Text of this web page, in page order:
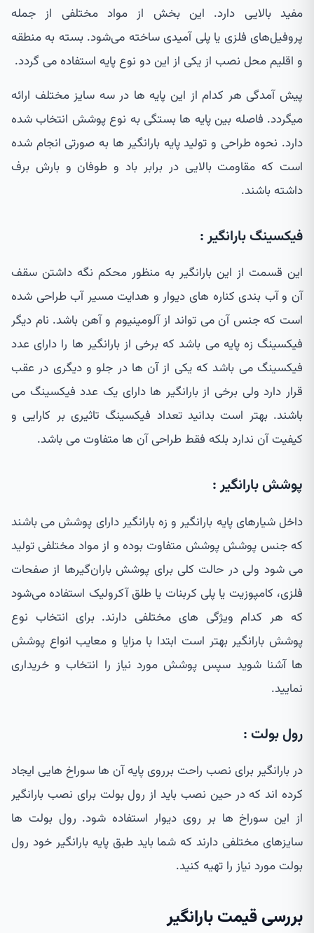
مفید بالایی دارد. این بخش از مواد مختلفی از جمله
پروفیل‌های فلزی یا پلی آمیدی ساخته می‌شود. بسته به منطقه
و اقلیم محل نصب از یکی از این دو نوع پایه استفاده می گردد.
پیش آمدگی هر کدام از این پایه ها در سه سایز مختلف ارائه
میگردد. فاصله بین پایه ها بستگی به نوع پوشش انتخاب شده
دارد. نحوه طراحی و تولید پایه بارانگیر ها به صورتی انجام شده
است که مقاومت بالایی در برابر باد و طوفان و بارش برف
داشته باشند.
فیکسینگ بارانگیر :
این قسمت از این بارانگیر به منظور محکم نگه داشتن سقف
آن و آب بندی کناره های دیوار و هدایت مسیر آب طراحی شده
است که جنس آن می تواند از آلومینیوم و آهن باشد. نام دیگر
فیکسینگ زه پایه می باشد که برخی از بارانگیر ها را دارای عدد
فیکسینگ می باشد که یکی از آن ها در جلو و دیگری در عقب
قرار دارد ولی برخی از بارانگیر ها دارای یک عدد فیکسینگ می
باشند. بهتر است بدانید تعداد فیکسینگ تاثیری بر کارایی و
کیفیت آن ندارد بلکه فقط طراحی آن ها متفاوت می باشد.
پوشش بارانگیر :
داخل شیارهای پایه بارانگیر و زه بارانگیر دارای پوشش می باشند
که جنس پوشش پوشش متفاوت بوده و از مواد مختلفی تولید
می شود ولی در حالت کلی برای پوشش باران‌گیرها از صفحات
فلزی، کامپوزیت یا پلی کربنات یا طلق آکرولیک استفاده می‌شود
که هر کدام ویژگی های مختلفی دارند. برای انتخاب نوع
پوشش بارانگیر بهتر است ابتدا با مزایا و معایب انواع پوشش
ها آشنا شوید سپس پوشش مورد نیاز را انتخاب و خریداری
نمایید.
رول بولت :
در بارانگیر برای نصب راحت برروی پایه آن ها سوراخ هایی ایجاد
کرده اند که در حین نصب باید از رول بولت برای نصب بارانگیر
از این سوراخ ها بر روی دیوار استفاده شود. رول بولت ها
سایزهای مختلفی دارند که شما باید طبق پایه بارانگیر خود رول
بولت مورد نیاز را تهیه کنید.
بررسی قیمت بارانگیر